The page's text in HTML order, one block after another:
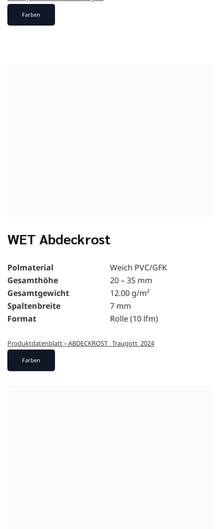
Farben
WET Abdeckrost
Polmaterial
Gesamthöhe
Gesamtgewicht
Spaltenbreite
Format
Weich PVC/GFK
20 – 35 mm
12.00 g/m²
7 mm
Rolle (10 lfm)
Produktdatenblatt – ABDECKROST _Traugott_2024
Farben